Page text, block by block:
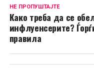
НЕ ПРОПУШТАЈТЕ
Како треба да се
инфлуенсерите?
правила